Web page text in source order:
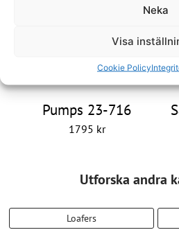
Neka
Visa
Cookie Policy
Pumps 23-716
1795 kr
Utforska andra
Loafers